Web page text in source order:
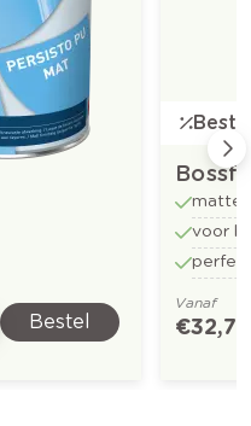
Bestel
matte
voor
Vanaf
€ 32,73